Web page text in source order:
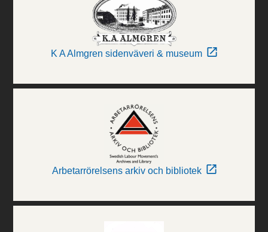
K A Almgren sidenväveri & museum
Arbetarrörelsens arkiv och bibliotek